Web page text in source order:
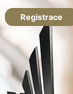
Registrace